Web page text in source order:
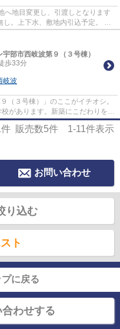
へ地目変更し、引渡しとなります
し。上下水、敷地内引込予定。 南
に雨...
部市西岐波第９（３号棟）
歩33分
岐波
（３号棟）」のここがイチオシ。
があります。新築にこだわりをも
し...
件 販売数5件 1-11件表示
お問い合わせ
り込む
ト
に戻る
わせする